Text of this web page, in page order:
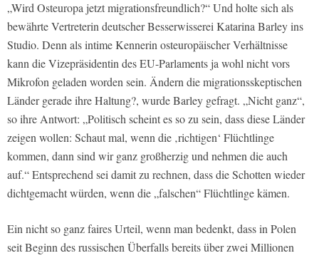
„Wird Osteuropa jetzt migrationsfreundlich?“ Und holte sich als
bewährte Vertreterin deutscher Besserwisserei Katarina Barley ins
Studio. Denn als intime Kennerin osteuropäischer Verhältnisse
kann die Vizepräsidentin des EU-Parlaments ja wohl nicht vors
Mikrofon geladen worden sein. Ändern die migrationsskeptischen
Länder gerade ihre Haltung?, wurde Barley gefragt. „Nicht ganz“,
so ihre Antwort: „Politisch scheint es so zu sein, dass diese Länder
zeigen wollen: Schaut mal, wenn die ‚richtigen‘ Flüchtlinge
kommen, dann sind wir ganz großherzig und nehmen die auch
auf.“ Entsprechend sei damit zu rechnen, dass die Schotten wieder
dichtgemacht würden, wenn die „falschen“ Flüchtlinge kämen.
Ein nicht so ganz faires Urteil, wenn man bedenkt, dass in Polen
seit Beginn des russischen Überfalls bereits über zwei Millionen